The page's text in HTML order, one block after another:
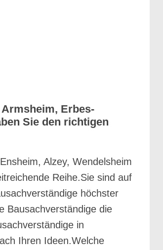
Erbes-
Sie den richtigen
Alzey, Wendelsheim
Reihe.Sie sind auf
höchster
Bausachverständige die
in
Ihren Ideen.Welche